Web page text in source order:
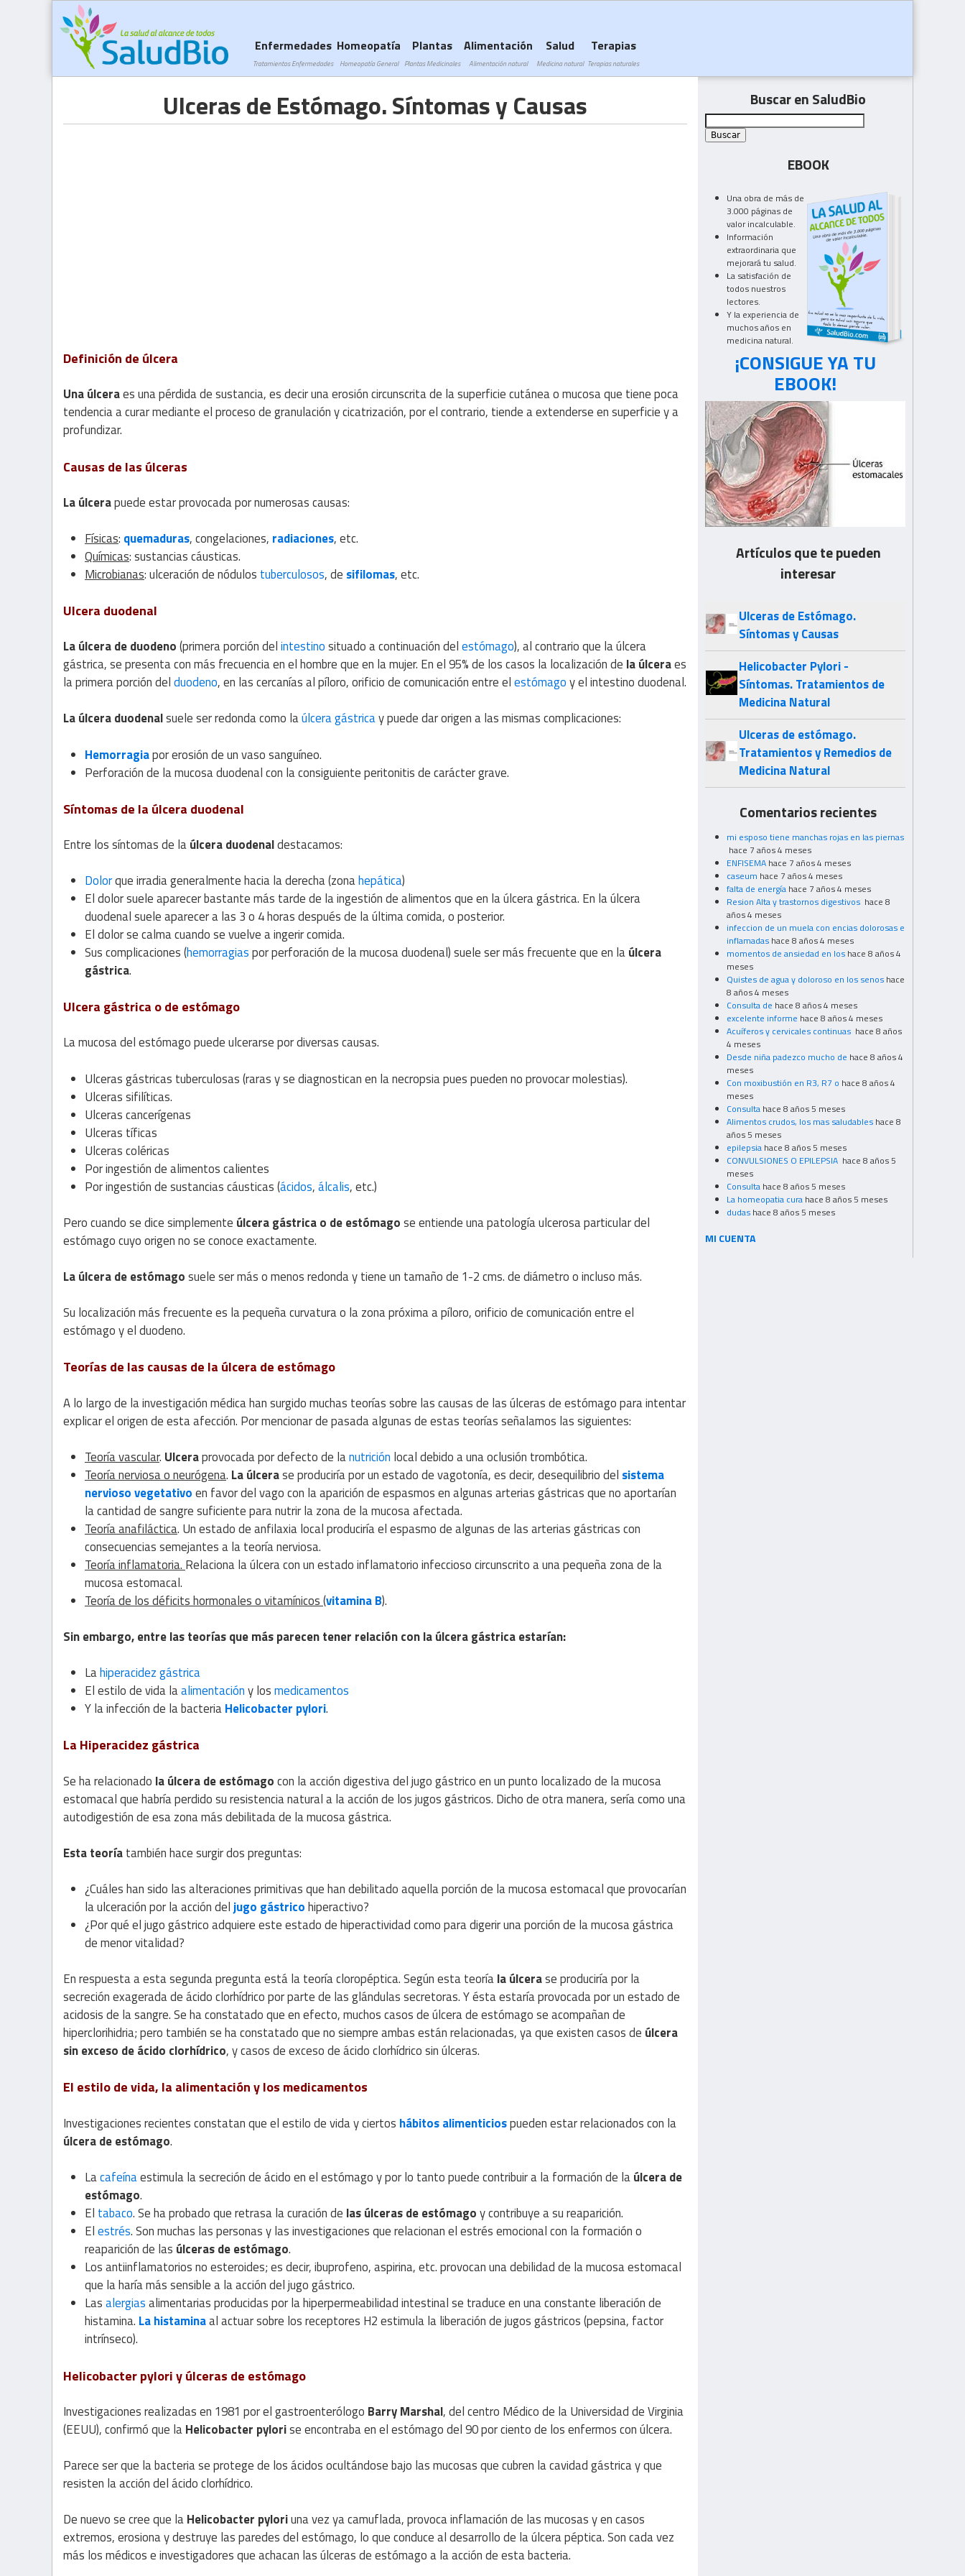
Ulceras de Estómago. Síntomas y Causas
Definición de úlcera
Una úlceraes una pérdida de sustancia, es decir una erosión circunscrita de la superficie cutánea o mucosa que tiene poca
tendencia a curar mediante el proceso de granulación y cicatrización, por el contrario, tiende a extenderse en superficie y a
profundizar.
Causas de las úlceras
La úlcerapuede estar provocada por numerosas causas:
Físicas: quemaduras, congelaciones, radiaciones, etc.
Químicas: sustancias cáusticas.
Microbianas: ulceración de nódulos tuberculosos, de sifilomas, etc.
Ulcera duodenal
La úlcera de duodeno(primera porción delintestinosituado a continuación delestómago), al contrario que la úlcera
gástrica, se presenta con más frecuencia en el hombre que en la mujer. En el 95% de los casos la localización de la úlceraes
la primera porción delduodeno, en las cercanías al píloro, orificio de comunicación entre elestómagoy el intestino duodenal.
La úlcera duodenalsuele ser redonda como laúlcera gástricay puede dar origen a las mismas complicaciones:
Hemorragiapor erosión de un vaso sanguíneo.
Perforación de la mucosa duodenal con la consiguiente peritonitis de carácter grave.
Síntomas de la úlcera duodenal
Entre los síntomas de laúlcera duodenaldestacamos:
Dolorque irradia generalmente hacia la derecha (zonahepática)
El dolor suele aparecer bastante más tarde de la ingestión de alimentos que en la úlcera gástrica. En la úlcera
duodenal suele aparecer a las 3 o 4 horas después de la última comida, o posterior.
El dolor se calma cuando se vuelve a ingerir comida.
Sus complicaciones (hemorragiaspor perforación de la mucosa duodenal) suele ser más frecuente que en laúlcera
gástrica.
Ulcera gástrica o de estómago
La mucosa del estómago puede ulcerarse por diversas causas.
Ulceras gástricas tuberculosas (raras y se diagnostican en la necropsia pues pueden no provocar molestias).
Ulceras sifilíticas.
Ulceras cancerígenas
Ulceras tíficas
Ulceras coléricas
Por ingestión de alimentos calientes
Por ingestión de sustancias cáusticas (ácidos,álcalis, etc.)
Pero cuando se dice simplemente úlcera gástrica o de estómagose entiende una patología ulcerosa particular del
estómago cuyo origen no se conoce exactamente.
La úlcera de estómagosuele ser más o menos redonda y tiene un tamaño de 1-2 cms. de diámetro o incluso más.
Su localización más frecuente es la pequeña curvatura o la zona próxima a píloro, orificio de comunicación entre el
estómago y el duodeno.
Teorías de las causas de la úlcera de estómago
A lo largo de la investigación médica han surgido muchas teorías sobre las causas de las úlceras de estómago para intentar
explicar el origen de esta afección. Por mencionar de pasada algunas de estas teorías señalamos las siguientes:
Teoría vascular. Ulceraprovocada por defecto de lanutrición local debido a una oclusión trombótica.
Teoría nerviosa o neurógena. La úlcerase produciría por un estado de vagotonía, es decir, desequilibrio del sistema
nervioso vegetativoen favor del vago con la aparición de espasmos en algunas arterias gástricas que no aportarían
la cantidad de sangre suficiente para nutrir la zona de la mucosa afectada.
Teoría anafiláctica. Un estado de anfilaxia local produciría el espasmo de algunas de las arterias gástricas con
consecuencias semejantes a la teoría nerviosa.
Teoría inflamatoria. Relaciona la úlcera con un estado inflamatorio infeccioso circunscrito a una pequeña zona de la
mucosa estomacal.
Teoría de los déficits hormonales o vitamínicos(vitamina B).
Sin embargo, entre las teorías que más parecen tener relación con la úlcera gástrica estarían:
Lahiperacidez gástrica
El estilo de vida laalimentacióny losmedicamentos
Y la infección de la bacteriaHelicobacter pylori.
La Hiperacidez gástrica
Se ha relacionado la úlcera de estómagocon la acción digestiva del jugo gástrico en un punto localizado de la mucosa
estomacal que habría perdido su resistencia natural a la acción de los jugos gástricos. Dicho de otra manera, sería como una
autodigestión de esa zona más debilitada de la mucosa gástrica.
Esta teoríatambién hace surgir dos preguntas:
¿Cuáles han sido las alteraciones primitivas que han debilitado aquella porción de la mucosa estomacal que provocarían
la ulceración por la acción deljugo gástricohiperactivo?
¿Por qué el jugo gástrico adquiere este estado de hiperactividad como para digerir una porción de la mucosa gástrica
de menor vitalidad?
En respuesta a esta segunda pregunta está la teoría cloropéptica. Según esta teoríala úlcerase produciría por la
secreción exagerada de ácido clorhídrico por parte de las glándulas secretoras. Y ésta estaría provocada por un estado de
acidosis de la sangre. Se ha constatado que en efecto, muchos casos de úlcera de estómago se acompañan de
hiperclorihidria; pero también se ha constatado que no siempre ambas están relacionadas, ya que existen casos de úlcera
sin exceso de ácido clorhídrico, y casos de exceso de ácido clorhídrico sin úlceras.
El estilo de vida, la alimentación y los medicamentos
Investigaciones recientes constatan que el estilo de vida y ciertos hábitos alimenticiospueden estar relacionados con la
úlcera de estómago.
Lacafeínaestimula la secreción de ácido en el estómago y por lo tanto puede contribuir a la formación de laúlcera de
estómago.
El tabaco. Se ha probado que retrasa la curación de las úlceras de estómagoy contribuye a su reaparición.
Elestrés. Son muchas las personas y las investigaciones que relacionan el estrés emocional con la formación o
reaparición de las úlceras de estómago.
Los antiinflamatorios no esteroides; es decir, ibuprofeno, aspirina, etc. provocan una debilidad de la mucosa estomacal
que la haría más sensible a la acción del jugo gástrico.
Lasalergiasalimentarias producidas por la hiperpermeabilidad intestinal se traduce en una constante liberación de
histamina. La histaminaal actuar sobre los receptores H2 estimula la liberación de jugos gástricos (pepsina, factor
intrínseco).
Helicobacter pylori y úlceras de estómago
Investigaciones realizadas en 1981 por el gastroenterólogo Barry Marshal, del centro Médico de la Universidad de Virginia
(EEUU), confirmó que laHelicobacter pylorise encontraba en el estómago del 90 por ciento de los enfermos con úlcera.
Parece ser que la bacteria se protege de los ácidos ocultándose bajo las mucosas que cubren la cavidad gástrica y que
resisten la acción del ácido clorhídrico.
De nuevo se cree que laHelicobacter pyloriuna vez ya camuflada, provoca inflamación de las mucosas y en casos
extremos, erosiona y destruye las paredes del estómago, lo que conduce al desarrollo de la úlcera péptica. Son cada vez
más los médicos e investigadores que achacan las úlceras de estómago a la acción de esta bacteria.
Enfermedades
Tratamientos Enfermedades
Homeopatía
Homeopatía General
Plantas
Plantas Medicinales
Alimentación
Alimentación natural
Salud
Medicina natural
Terapias
Terapias naturales
Buscar en SaludBio
EBOOK
Una obra de más de
3.000 páginas de
valor incalculable.
Información
extraordinaria que
mejorará tu salud.
La satisfación de
todos nuestros
lectores.
Y la experiencia de
muchos años en
medicina natural.
¡CONSIGUE YA TU
EBOOK!
Artículos que te pueden
interesar
Ulceras de Estómago.
Síntomas y Causas
Helicobacter Pylori -
Síntomas. Tratamientos de
Medicina Natural
Ulceras de estómago.
Tratamientos y Remedios de
Medicina Natural
Comentarios recientes
mi esposo tiene manchas rojas en las piernas
hace 7 años 4 meses
ENFISEMA hace 7 años 4 meses
caseum hace 7 años 4 meses
falta de energía hace 7 años 4 meses
Resion Alta y trastornos digestivos hace 8
años 4 meses
infeccion de un muela con encias dolorosas e
inflamadas hace 8 años 4 meses
momentos de ansiedad en los hace 8 años 4
meses
Quistes de agua y doloroso en los senos hace
8 años 4 meses
Consulta de hace 8 años 4 meses
excelente informe hace 8 años 4 meses
Acuíferos y cervicales continuas hace 8 años
4 meses
Desde niña padezco mucho de hace 8 años 4
meses
Con moxibustión en R3, R7 o hace 8 años 4
meses
Consulta hace 8 años 5 meses
Alimentos crudos, los mas saludables hace 8
años 5 meses
epilepsia hace 8 años 5 meses
CONVULSIONES O EPILEPSIA hace 8 años 5
meses
Consulta hace 8 años 5 meses
La homeopatia cura hace 8 años 5 meses
dudas hace 8 años 5 meses
MI CUENTA